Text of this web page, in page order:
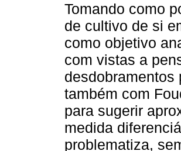
Tomando como
de cultivo de si
como objetivo
com vistas a
desdobramentos
também com
para sugerir
medida
problematiza,